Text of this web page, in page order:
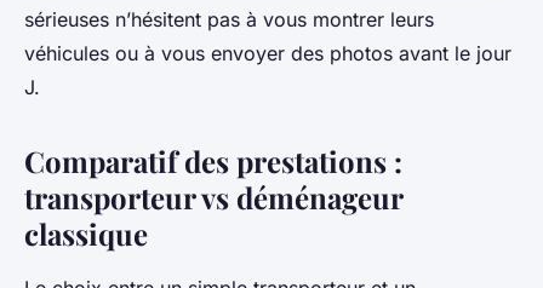
sérieuses n’hésitent pas à vous montrer leurs
véhicules ou à vous envoyer des photos avant le jour
J.
Comparatif des prestations :
transporteur vs déménageur
classique